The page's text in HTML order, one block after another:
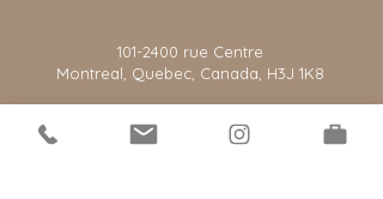
101-2400 rue Centre
Montreal, Quebec, Canada, H3J 1K8